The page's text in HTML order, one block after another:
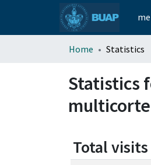
Home Statistics
Statistics
Total visits